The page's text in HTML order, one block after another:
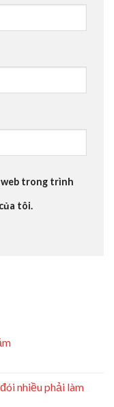
web trong trình
tôi.
nhiều phải làm